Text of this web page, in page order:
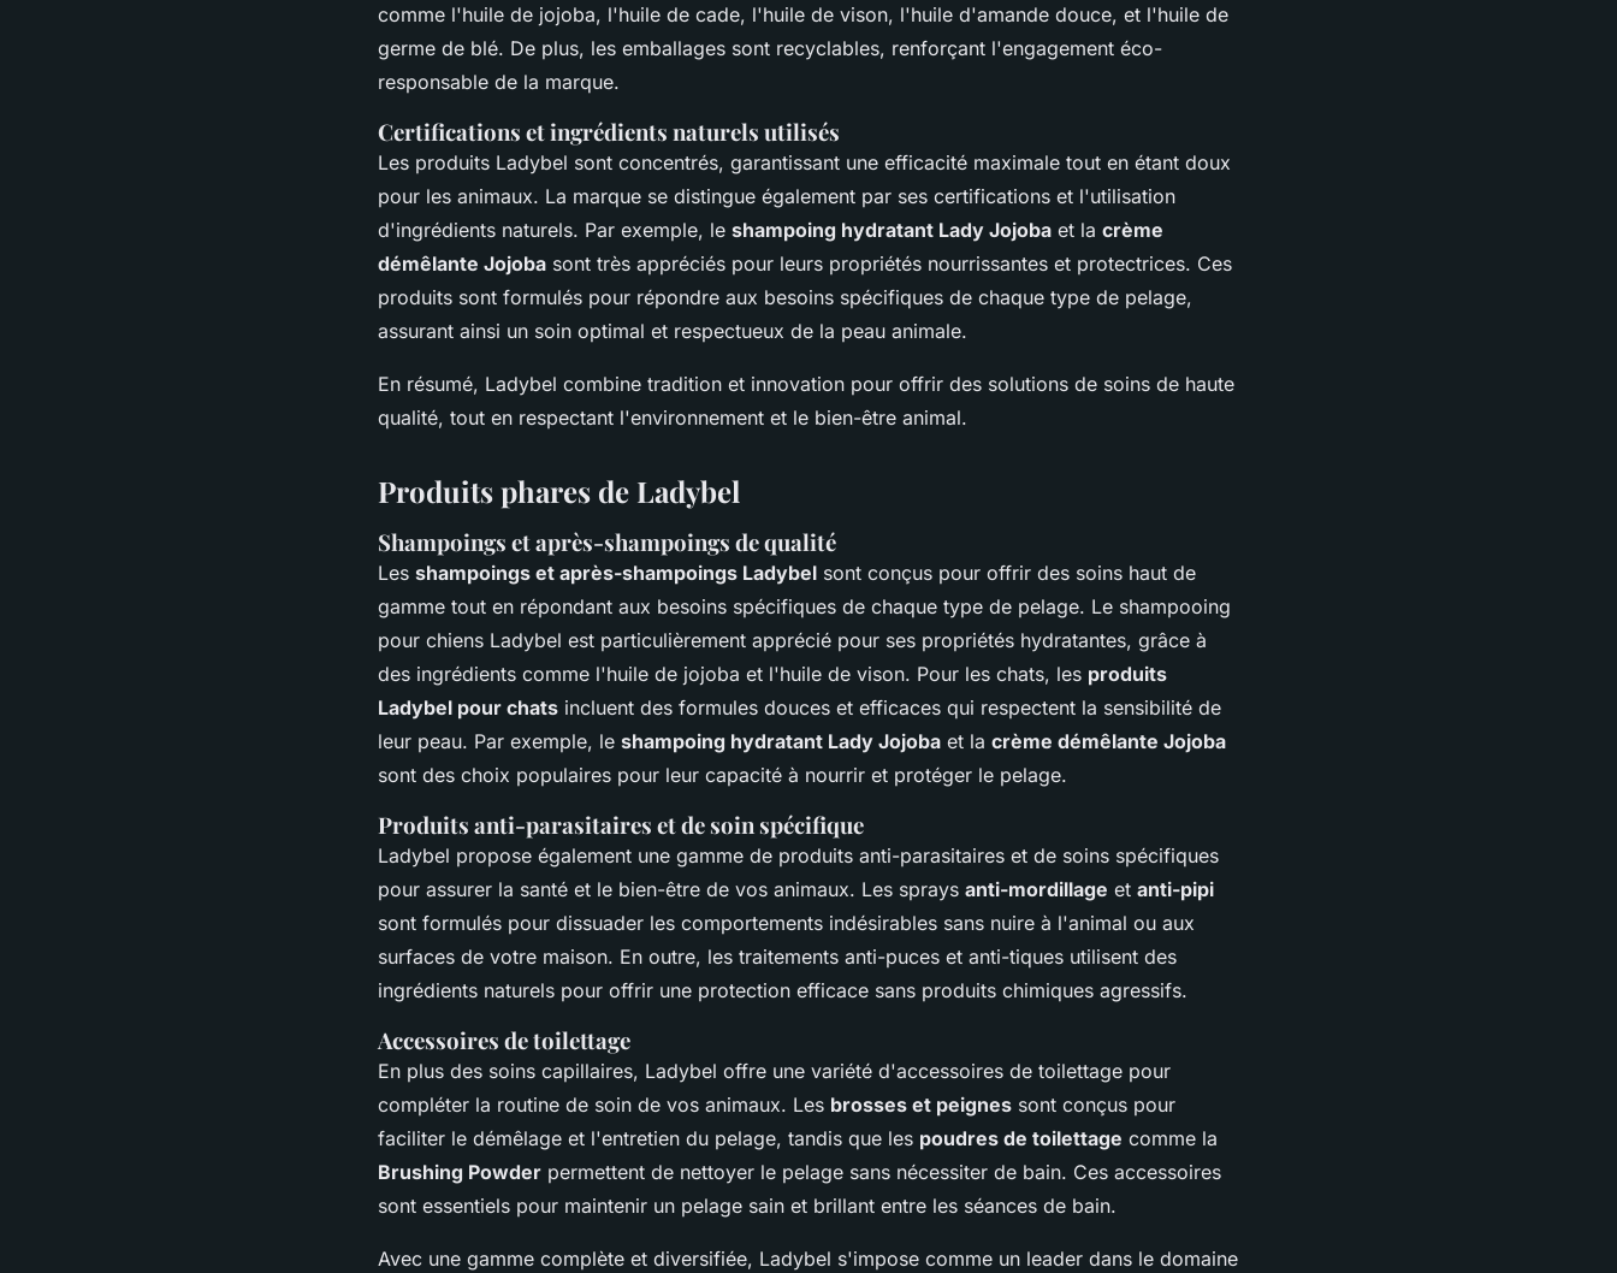
comme l'huile de jojoba, l'huile de cade, l'huile de vison, l'huile d'amande douce, et l'huile de
germe de blé. De plus, les emballages sont recyclables, renforçant l'engagement éco-
responsable de la marque.
Certifications et ingrédients naturels utilisés
Les produits Ladybel sont concentrés, garantissant une efficacité maximale tout en étant doux
pour les animaux. La marque se distingue également par ses certifications et l'utilisation
d'ingrédients naturels. Par exemple, le shampoing hydratant Lady Jojoba et la crème
démêlante Jojoba sont très appréciés pour leurs propriétés nourrissantes et protectrices. Ces
produits sont formulés pour répondre aux besoins spécifiques de chaque type de pelage,
assurant ainsi un soin optimal et respectueux de la peau animale.
En résumé, Ladybel combine tradition et innovation pour offrir des solutions de soins de haute
qualité, tout en respectant l'environnement et le bien-être animal.
Produits phares de Ladybel
Shampoings et après-shampoings de qualité
Les shampoings et après-shampoings Ladybel sont conçus pour offrir des soins haut de
gamme tout en répondant aux besoins spécifiques de chaque type de pelage. Le shampooing
pour chiens Ladybel est particulièrement apprécié pour ses propriétés hydratantes, grâce à
des ingrédients comme l'huile de jojoba et l'huile de vison. Pour les chats, les produits
Ladybel pour chats incluent des formules douces et efficaces qui respectent la sensibilité de
leur peau. Par exemple, le shampoing hydratant Lady Jojoba et la crème démêlante Jojoba
sont des choix populaires pour leur capacité à nourrir et protéger le pelage.
Produits anti-parasitaires et de soin spécifique
Ladybel propose également une gamme de produits anti-parasitaires et de soins spécifiques
pour assurer la santé et le bien-être de vos animaux. Les sprays anti-mordillage et anti-pipi
sont formulés pour dissuader les comportements indésirables sans nuire à l'animal ou aux
surfaces de votre maison. En outre, les traitements anti-puces et anti-tiques utilisent des
ingrédients naturels pour offrir une protection efficace sans produits chimiques agressifs.
Accessoires de toilettage
En plus des soins capillaires, Ladybel offre une variété d'accessoires de toilettage pour
compléter la routine de soin de vos animaux. Les brosses et peignes sont conçus pour
faciliter le démêlage et l'entretien du pelage, tandis que les poudres de toilettage comme la
Brushing Powder permettent de nettoyer le pelage sans nécessiter de bain. Ces accessoires
sont essentiels pour maintenir un pelage sain et brillant entre les séances de bain.
Avec une gamme complète et diversifiée, Ladybel s'impose comme un leader dans le domaine